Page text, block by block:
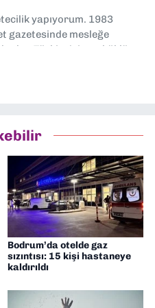
yapıyorum. 1983
gazetesinde mesleğe
Türkiye’nin en köklü
müdür yardımcısı ve spor
görev yaptım. Ayrıca Yeni
yapıyorum
Bodrum’da otelde gaz
sızıntısı: 15 kişi hastaneye
kaldırıldı